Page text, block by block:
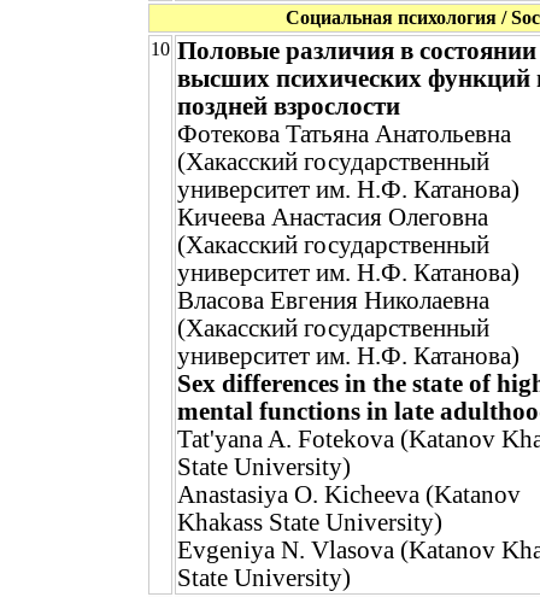
Социальная психология /
10 Половые различия в состоянии
высших психических функций
поздней взрослости
Фотекова Татьяна Анатольевна
(Хакасский государственный
университет им. Н.Ф. Катанова)
Кичеева Анастасия Олеговна
(Хакасский государственный
университет им. Н.Ф. Катанова)
Власова Евгения Николаевна
(Хакасский государственный
университет им. Н.Ф. Катанова)
Sex differences in the state of
mental functions in late
Tat'yana A. Fotekova (Katanov
State University)
Anastasiya O. Kicheeva (Katanov
Khakass State University)
Evgeniya N. Vlasova (Katanov
State University)